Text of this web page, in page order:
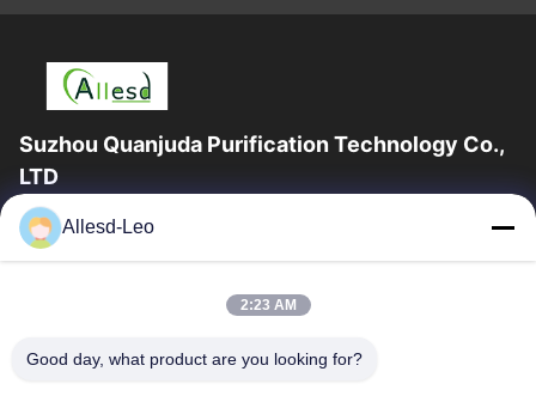
Suzhou Quanjuda Purification Technology Co.,
LTD
ประสบการณ์ 16 ปี ในฐานะผู้ผลิตและผู้ส่งออกผลิตภัณฑ์ ESD &
Cleanroom ชั้นนำ เราขอเสนออุปกรณ์และวัสดุสิ้นเปลือง ESD &
บ้าน
สินค้า
Allesd-Leo
2:23 AM
Good day, what product are you looking for?